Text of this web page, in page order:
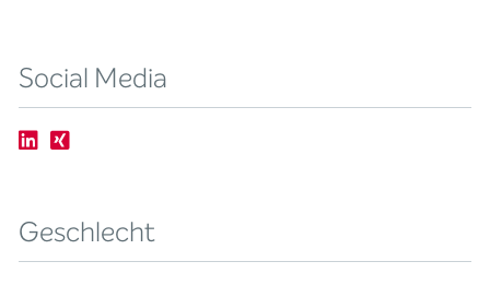
Social Media
Geschlecht